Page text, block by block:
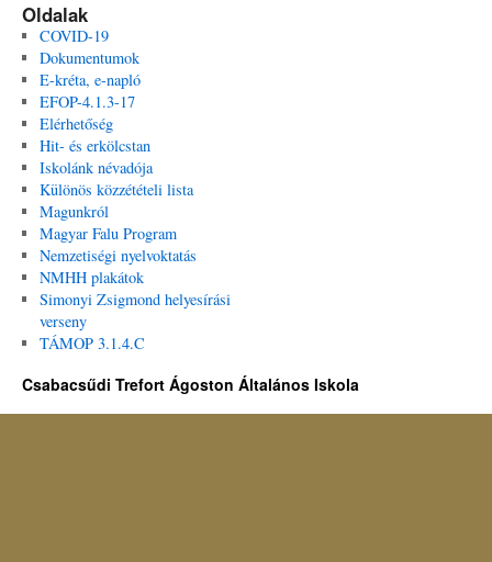
Oldalak
COVID-19
Dokumentumok
E-kréta, e-napló
EFOP-4.1.3-17
Elérhetőség
Hit- és erkölcstan
Iskolánk névadója
Különös közzétételi lista
Magunkról
Magyar Falu Program
Nemzetiségi nyelvoktatás
NMHH plakátok
Simonyi Zsigmond helyesírási
verseny
TÁMOP 3.1.4.C
Csabacsűdi Trefort Ágoston Általános Iskola